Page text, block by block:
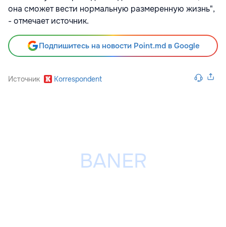
она сможет вести нормальную размеренную жизнь",
- отмечает источник.
Подпишитесь на новости Point.md в Google
Источник Korrespondent